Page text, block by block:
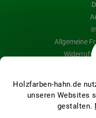
Holzfarben-hahn.de
unseren Websites
gestalten.
Allgemeine